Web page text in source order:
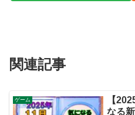
関連記事
ゲーム
【
なる